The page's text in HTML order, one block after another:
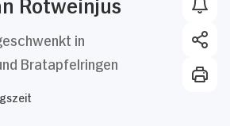
in
Bratapfelringen